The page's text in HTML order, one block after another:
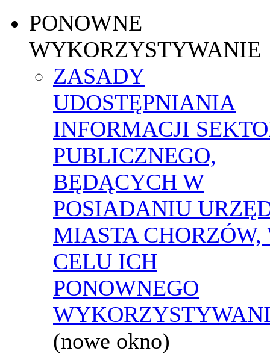
PONOWNE
WYKORZYSTYWANIE
ZASADY
UDOSTĘPNIANIA
INFORMACJI
PUBLICZNEGO,
BĘDĄCYCH W
POSIADANIU
MIASTA CHORZÓW,
CELU ICH
PONOWNEGO
(nowe okno)